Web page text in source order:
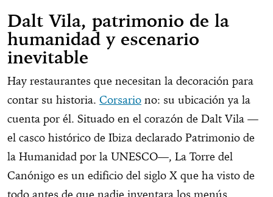
Dalt Vila, patrimonio de la
humanidad y escenario
inevitable
Hay restaurantes que necesitan la decoración para
contar su historia. Corsario no: su ubicación ya la
cuenta por él. Situado en el corazón de Dalt Vila —
el casco histórico de Ibiza declarado Patrimonio de
la Humanidad por la UNESCO—, La Torre del
Canónigo es un edificio del siglo X que ha visto de